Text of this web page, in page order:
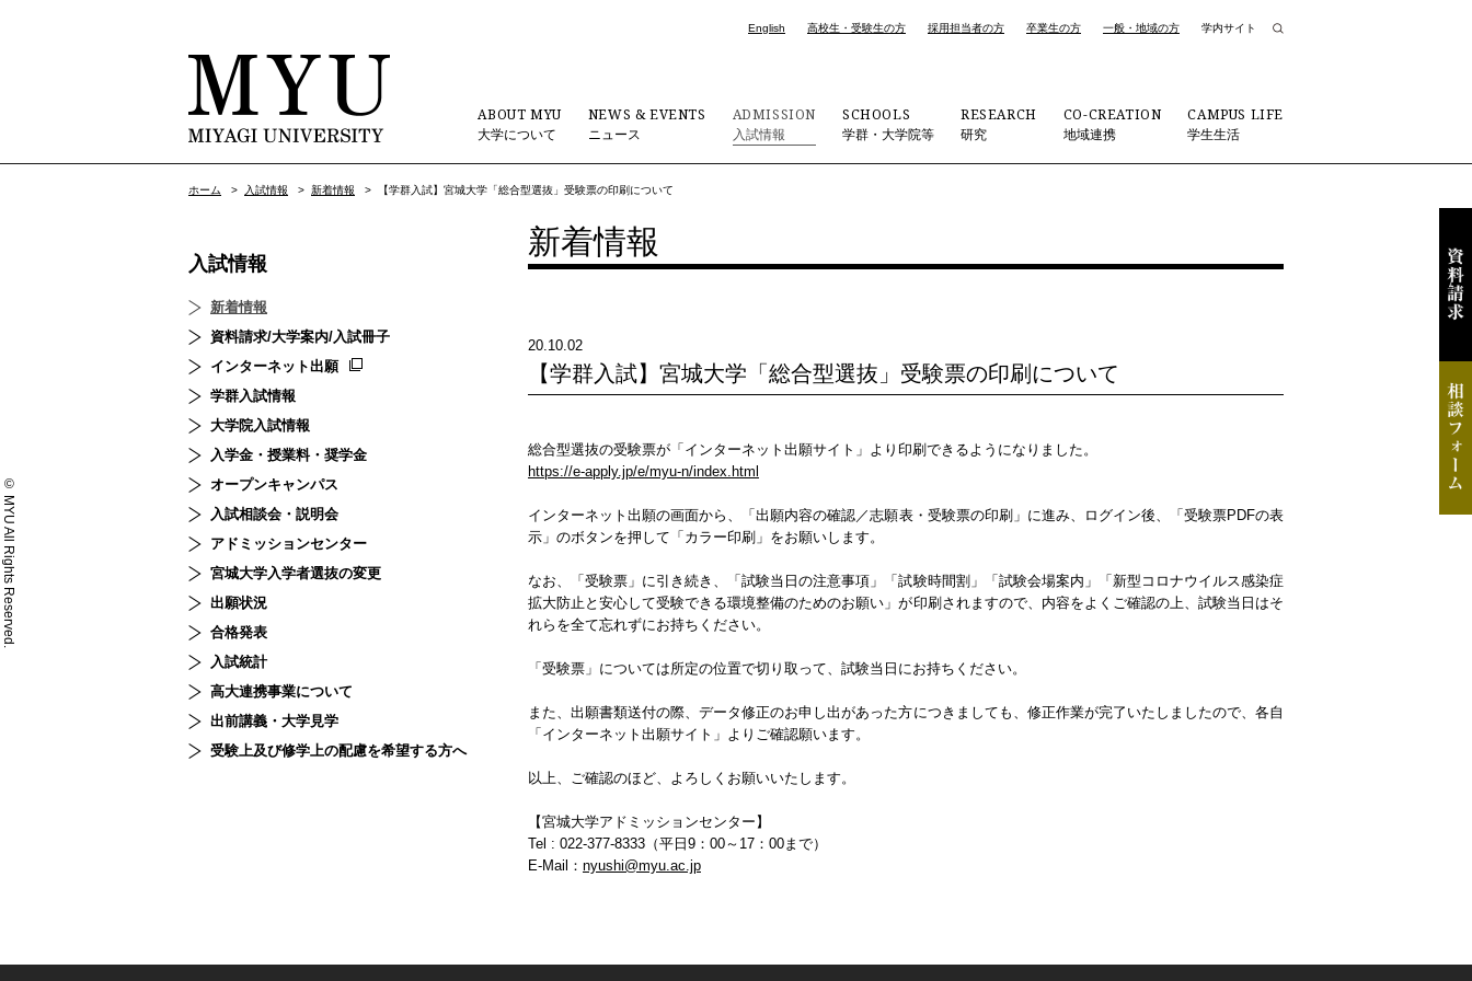
English 高校生・受験生の方 採用担当者の方 卒業生の方 一般・地域の方 学内サイト
ABOUT MYU
大学について
NEWS & EVENTS
ニュース
ADMISSION
入試情報
SCHOOLS
学群・大学院等
RESEARCH
研究
CO-CREATION
地域連携
CAMPUS LIFE
学生生活
ホーム > 入試情報 > 新着情報 > 【学群入試】宮城大学「総合型選抜」受験票の印刷について
新着情報
20.10.02
【学群入試】宮城大学「総合型選抜」受験票の印刷について
総合型選抜の受験票が「インターネット出願サイト」より印刷できるようになりました。
https://e-apply.jp/e/myu-n/index.html
インターネット出願の画面から、「出願内容の確認／志願表・受験票の印刷」に進み、ログイン後、「受験票PDFの表
示」のボタンを押して「カラー印刷」をお願いします。
なお、「受験票」に引き続き、「試験当日の注意事項」「試験時間割」「試験会場案内」「新型コロナウイルス感染症
拡大防止と安心して受験できる環境整備のためのお願い」が印刷されますので、内容をよくご確認の上、試験当日はそ
れらを全て忘れずにお持ちください。
「受験票」については所定の位置で切り取って、試験当日にお持ちください。
また、出願書類送付の際、データ修正のお申し出があった方につきましても、修正作業が完了いたしましたので、各自
「インターネット出願サイト」よりご確認願います。
以上、ご確認のほど、よろしくお願いいたします。
【宮城大学アドミッションセンター】
Tel : 022-377-8333（平日9：00～17：00まで）
E-Mail： nyushi@myu.ac.jp
入試情報
新着情報
資料請求/大学案内/入試冊子
インターネット出願
学群入試情報
大学院入試情報
入学金・授業料・奨学金
オープンキャンパス
入試相談会・説明会
アドミッションセンター
宮城大学入学者選抜の変更
出願状況
合格発表
入試統計
高大連携事業について
出前講義・大学見学
受験上及び修学上の配慮を希望する方へ
© MYU All Rights Reserved.